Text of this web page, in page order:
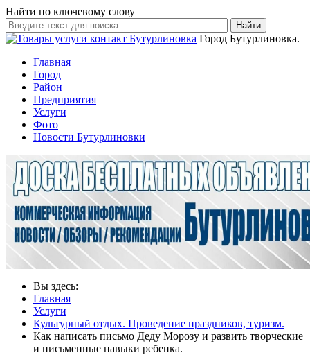
Найти по ключевому слову
Найти
Город Бутурлиновка.
Главная
Город
Район
Предприятия
Услуги
Фото
Новости Бутурлиновки
Вы здесь:
Главная
Услуги
Культурный отдых. Проведение праздников, туризм.
Как написать письмо Деду Морозу и развить творческие
и письменные навыки ребенка.